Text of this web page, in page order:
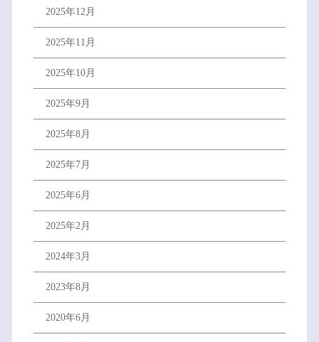
2025年12月
2025年11月
2025年10月
2025年9月
2025年8月
2025年7月
2025年6月
2025年2月
2024年3月
2023年8月
2020年6月